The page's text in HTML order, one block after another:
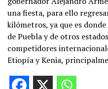
una fiesta, para ello
kilómetros, ya que es
de Puebla y de otros
competidores
Etiopía y Kenia,